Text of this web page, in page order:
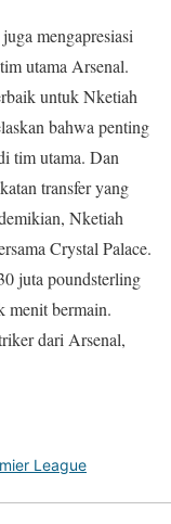
mengapresiasi
utama Arsenal.
untuk Nketiah
bahwa penting
tim utama. Dan
transfer yang
Nketiah
Crystal Palace.
juta poundsterling
menit bermain.
dari Arsenal,
League